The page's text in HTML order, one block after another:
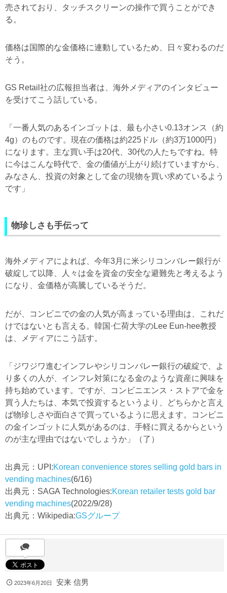
売されており、タッチスクリーンの操作で買うことができ
る。
価格は国際的な金価格に連動しているため、日々変わるのだ
そう。
GS Retail社の広報担当者は、海外メディアのインタビュー
を受けてこう話している。
「一番人気のあるインゴットは、最も小さい0.13オンス（約
4g）のものです。現在の価格は約225ドル（約3万1000円）
になります。主な買い手は20代、30代の人たちですね。特
に今はこんな時代で、金の価値が上がり続けていますから、
みなさん、投資の対象として金の現物を買い求めているよう
です」
物珍しさも手伝って
海外メディアによれば、今年3月に米シリコンバレー銀行が
破綻して以降、人々は金を資金の安全な避難先と考えるよう
になり、金価格が高騰しているそうだ。
だが、コンビニでの金の人気が高まっている理由は、これだ
けではないとも言える。韓国·仁荷大学のLee Eun-hee教授
は、メディアにこう話す。
「ジワジワ進むインフレやシリコンバレー銀行の破綻で、よ
り多くの人が、インフレ対策になる金のような資産に興味を
持ち始めています。ですが、コンビニエンス・ストアで金を
買う人たちは、本気で投資するというより、どちらかと言え
ば物珍しさや面白さで買っているように思えます。コンビニ
の金インゴットに人気があるのは、手軽に買えるからという
のが主な理由ではないでしょうか」（了）
出典元：UPI:Korean convenience stores selling gold bars in
vending machines(6/16)
出典元：SAGA Technologies:Korean retailer tests gold bar
vending machines(2022/9/28)
出典元：Wikipedia:GSグループ
2023年6月20日
安来 信男